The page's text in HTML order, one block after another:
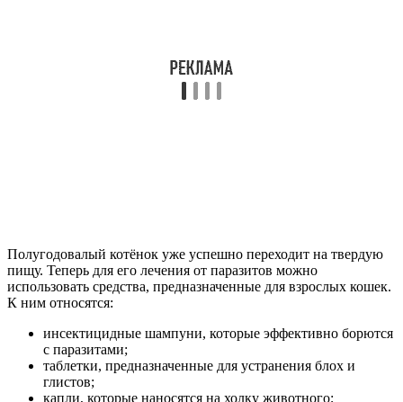
Полугодовалый котёнок уже успешно переходит на твердую
пищу. Теперь для его лечения от паразитов можно
использовать средства, предназначенные для взрослых кошек.
К ним относятся:
инсектицидные шампуни, которые эффективно борются
с паразитами;
таблетки, предназначенные для устранения блох и
глистов;
капли, которые наносятся на холку животного;